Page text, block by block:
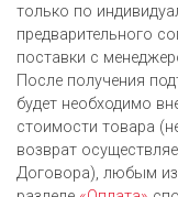
только по
предварительного
поставки с
После получения
будет необходимо
стоимости товара
возврат
Договора), любым из